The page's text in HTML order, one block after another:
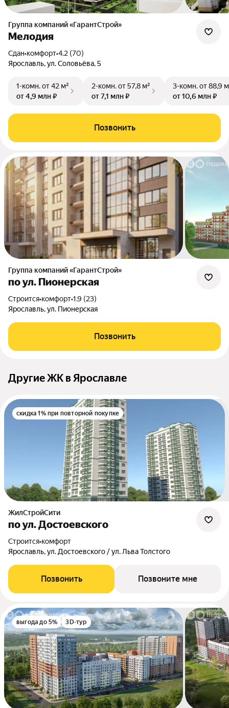
Группа компаний «ГарантСтрой»
Мелодия
Сдан•комфорт•4.2 (70)
Ярославль, ул. Соловьёва, 5
1-комн.от 42 м²
от 4,9 млн ₽
2-комн.от 57,8 м²
от 7,1 млн ₽
3-комн.от 88,9
от 10,6 млн ₽
Позвонить
Группа компаний «ГарантСтрой»
по ул. Пионерская
Строится•комфорт•1.9 (23)
Ярославль, ул. Пионерская
Позвонить
Другие ЖК в Ярославле
скидка 1% при повторной покупке
ЖилСтройСити
по ул. Достоевского
Строится•комфорт
Ярославль, ул. Достоевского / ул. Льва Толстого
Позвонить Позвоните мне
выгода до 5% 3D-тур